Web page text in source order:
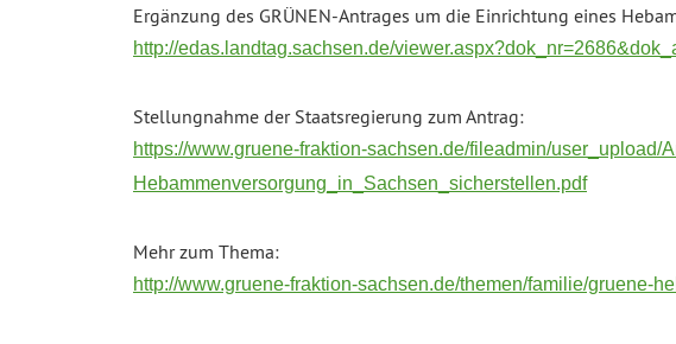
Ergänzung des GRÜNEN-Antrages um die Einrichtung eines
http://edas.landtag.sachsen.de/
Stellungnahme der Staatsregierung zum Antrag:
https://www.gruene-fraktion-sachsen.de/fileadmin/
Hebammenversorgung_in_Sachsen_sicherstellen.pdf
Mehr zum Thema:
http://www.gruene-fraktion-sachsen.de/themen/familie/gruene-